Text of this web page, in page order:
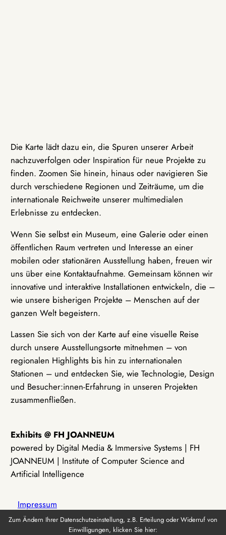
Die Karte lädt dazu ein, die Spuren unserer Arbeit
nachzuverfolgen oder Inspiration für neue Projekte zu
finden. Zoomen Sie hinein, hinaus oder navigieren Sie
durch verschiedene Regionen und Zeiträume, um die
internationale Reichweite unserer multimedialen
Erlebnisse zu entdecken.
Wenn Sie selbst ein Museum, eine Galerie oder einen
öffentlichen Raum vertreten und Interesse an einer
mobilen oder stationären Ausstellung haben, freuen wir
uns über eine Kontaktaufnahme. Gemeinsam können wir
innovative und interaktive Installationen entwickeln, die –
wie unsere bisherigen Projekte – Menschen auf der
ganzen Welt begeistern.
Lassen Sie sich von der Karte auf eine visuelle Reise
durch unsere Ausstellungsorte mitnehmen – von
regionalen Highlights bis hin zu internationalen
Stationen – und entdecken Sie, wie Technologie, Design
und Besucher:innen-Erfahrung in unseren Projekten
zusammenfließen.
Exhibits @ FH JOANNEUM
powered by Digital Media & Immersive Systems | FH
JOANNEUM | Institute of Computer Science and
Artificial Intelligence
Impressum
Zum Ändern Ihrer Datenschutzeinstellung, z.B. Erteilung oder Widerruf von
Einwilligungen, klicken Sie hier: